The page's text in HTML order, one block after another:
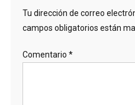
Tu dirección de correo
campos obligatorios están
Comentario *